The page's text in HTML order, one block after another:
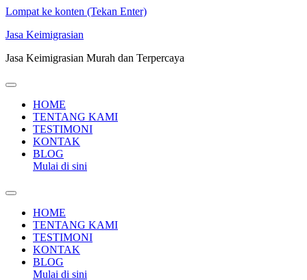
Lompat ke konten (Tekan Enter)
Jasa Keimigrasian
Jasa Keimigrasian Murah dan Terpercaya
HOME
TENTANG KAMI
TESTIMONI
KONTAK
BLOG
Mulai di sini
HOME
TENTANG KAMI
TESTIMONI
KONTAK
BLOG
Mulai di sini